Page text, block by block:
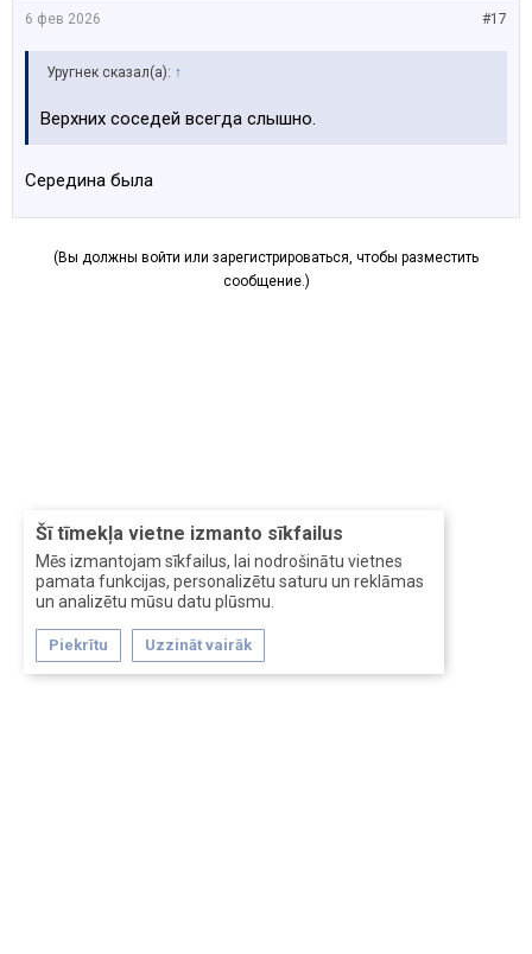
Šī tīmekļa vietne izmanto sīkfailus
Mēs izmantojam sīkfailus, lai nodrošinātu vietnes
pamata funkcijas, personalizētu saturu un reklāmas
un analizētu mūsu datu plūsmu.
Piekrītu Uzzināt vairāk
#17
6 фев 2026
Уругнек сказал(а): ↑
Верхних соседей всегда слышно.
Середина была
(Вы должны войти или зарегистрироваться, чтобы разместить
сообщение.)